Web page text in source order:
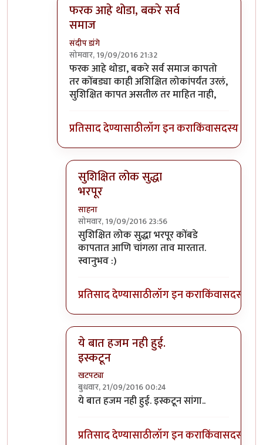
फरक आहे थोडा, बकरे सर्व
समाज
संदीप डांगे
सोमवार, 19/09/2016 21:32
In reply toजत्रे मधे बकरी कोंबड कापतात
फरक आहे थोडा, बकरे सर्व समाज कापतो
तर कोंबड्या काही अशिक्षित लोकांपर्यंत उरलं,
सुशिक्षित कापत असतील तर माहित नाही,
प्रतिसाद देण्यासाठीलॉग इन कराकिंवासदस्य व्हा
सुशिक्षित लोक सुद्धा
भरपूर
साहना
सोमवार, 19/09/2016 23:56
In reply toफरक आहे थोडा, बकरे सर्व समाज
सुशिक्षित लोक सुद्धा भरपूर कोंबडे
कापतात आणि चांगला ताव मारतात.
स्वानुभव :)
प्रतिसाद देण्यासाठीलॉग इन कराकिंवासदस्य व्हा
ये बात हजम नही हुई.
इस्कटून
खटपट्या
बुधवार, 21/09/2016 00:24
In reply toफरक आहे थोडा, बकरे सर्व समाज
ये बात हजम नही हुई. इस्कटून सांगा..
प्रतिसाद देण्यासाठीलॉग इन कराकिंवासदस्य व्हा